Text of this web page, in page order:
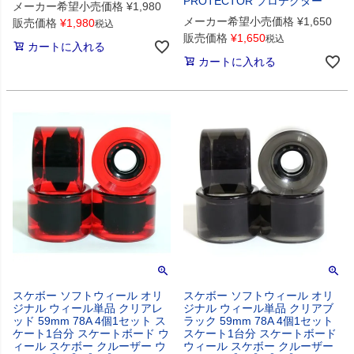
メーカー希望小売価格 ¥1,980
販売価格 ¥1,980税込
カートに入れる
メーカー希望小売価格 ¥1,650
販売価格 ¥1,650税込
カートに入れる
スケボー ソフトウィール オリ
ジナル ウィール単品 クリアレ
ッド 59mm 78A 4個1セット ス
ケート1台分 スケートボード ウ
ィール スケボー クルーザー ウ
スケボー ソフトウィール オリ
ジナル ウィール単品 クリアブ
ラック 59mm 78A 4個1セット
スケート1台分 スケートボード
ウィール スケボー クルーザー